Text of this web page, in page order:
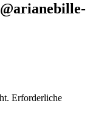
Erforderliche